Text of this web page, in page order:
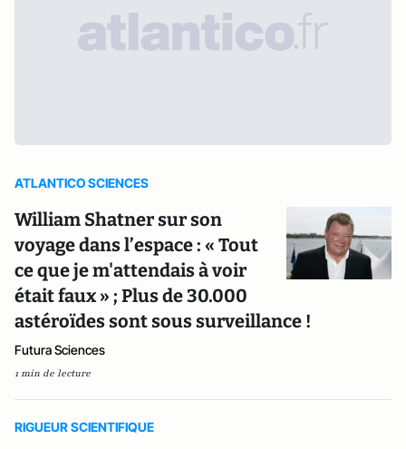
ATLANTICO SCIENCES
William Shatner sur son
voyage dans l’espace : « Tout
ce que je m'attendais à voir
était faux » ; Plus de 30.000
astéroïdes sont sous surveillance !
Futura Sciences
1 min de lecture
RIGUEUR SCIENTIFIQUE